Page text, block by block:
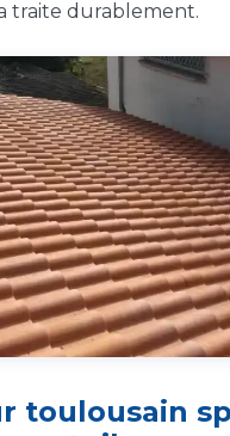
traite durablement.
toulousain